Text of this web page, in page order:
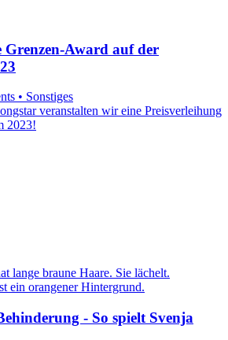
Grenzen-Award auf der
• Sonstiges
veranstalten wir eine Preisverleihung
2023!
- So spielt Svenja